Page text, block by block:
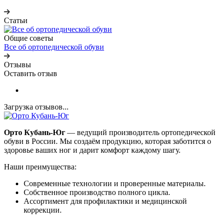
Статьи
Общие советы
Все об ортопедической обуви
Отзывы
Оставить отзыв
Загрузка отзывов...
Орто Кубань-Юг — ведущий производитель ортопедической
обуви в России. Мы создаём продукцию, которая заботится о
здоровье ваших ног и дарит комфорт каждому шагу.
Наши преимущества:
Современные технологии и проверенные материалы.
Собственное производство полного цикла.
Ассортимент для профилактики и медицинской
коррекции.